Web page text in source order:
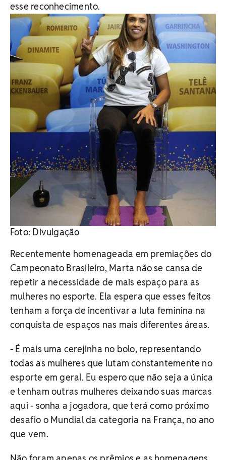
esse reconhecimento.
Foto: Divulgação
Recentemente homenageada em premiações do
Campeonato Brasileiro, Marta não se cansa de
repetir a necessidade de mais espaço para as
mulheres no esporte. Ela espera que esses feitos
tenham a força de incentivar a luta feminina na
conquista de espaços nas mais diferentes áreas.
- É mais uma cerejinha no bolo, representando
todas as mulheres que lutam constantemente no
esporte em geral. Eu espero que não seja a única
e tenham outras mulheres deixando suas marcas
aqui - sonha a jogadora, que terá como próximo
desafio o Mundial da categoria na França, no ano
que vem.